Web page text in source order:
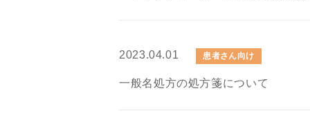
2023.04.01 患者さん向け
一般名処方の処方箋について